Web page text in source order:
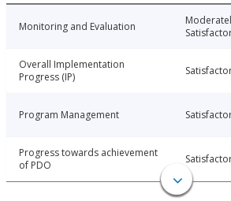
Monitoring and Evaluation
Overall Implementation
Progress (IP)
Program Management
Progress towards achievement
of PDO